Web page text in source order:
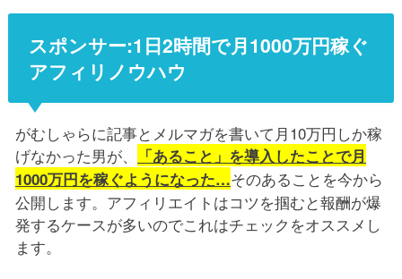
スポンサー:1日2時間で月1000万円稼ぐ
アフィリノウハウ
がむしゃらに記事とメルマガを書いて月10万円しか稼
げなかった男が、
「あること」を導入したことで月
1000万円を稼ぐようになった…そのあることを今から
公開します。アフィリエイトはコツを掴むと報酬が爆
発するケースが多いのでこれはチェックをオススメし
ます。